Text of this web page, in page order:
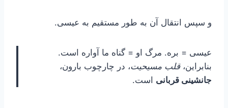
و سپس انتقال آن به طور مستقیم به عیسی.
عیسی = بره. مرگ او = گناه ما آواره است.
بنابراین،قلب مسیحیت، در چارچوب بارون،
جانشینی قربانی است.